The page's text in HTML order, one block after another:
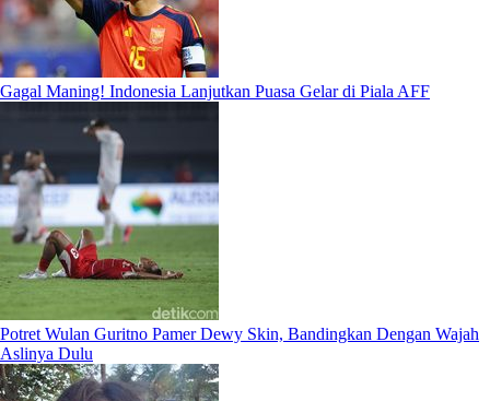
Gagal Maning! Indonesia Lanjutkan Puasa Gelar di Piala AFF
Potret Wulan Guritno Pamer Dewy Skin, Bandingkan Dengan Wajah
Aslinya Dulu